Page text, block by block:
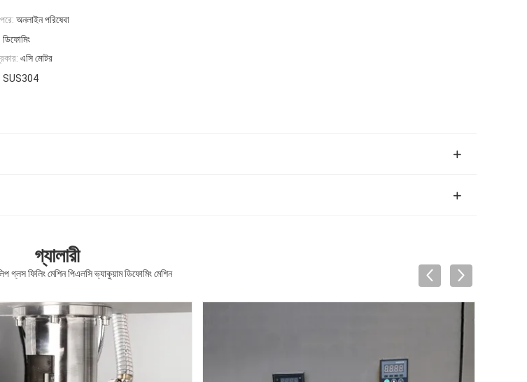
অনলাইন পরিষেবা
ডিফোমিং
এসি মোটর
SUS304
গ্যালারী
গ্লস ফিলিং মেশিন পিএলসি ভ্যাকুয়াম ডিফোমিং মেশিন